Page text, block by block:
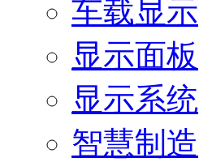
车载显示
显示面板
显示系统
智慧制造